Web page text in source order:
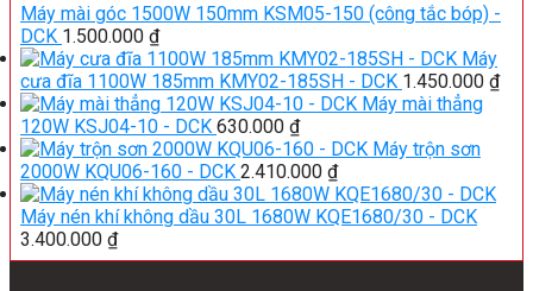
Máy mài góc 1500W 150mm KSM05-150 (công tắc bóp) -
DCK 1.500.000 ₫
Máy
cưa đĩa 1100W 185mm KMY02-185SH - DCK 1.450.000 ₫
Máy mài thẳng
120W KSJ04-10 - DCK 630.000 ₫
Máy trộn sơn
2000W KQU06-160 - DCK 2.410.000 ₫
Máy nén khí không dầu 30L 1680W KQE1680/30 - DCK
3.400.000 ₫